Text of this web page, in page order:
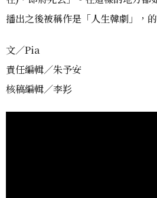
播出之後被稱作是「人生韓劇」，
文／Pia
責任編輯／朱予安
核稿編輯／李羏